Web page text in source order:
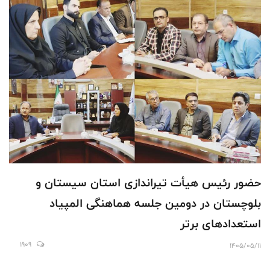
حضور رئیس هیأت تیراندازی استان سیستان و
بلوچستان در دومین جلسه هماهنگی المپیاد
استعدادهای برتر
1405/05/11
1909